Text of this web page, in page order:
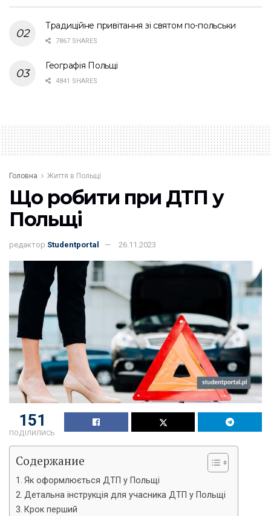
Традиційне привітання зі святом по-польськи
7867 SHARES
Географія Польщі
4841 SHARES
Головна Життя в Польщі
Що робити при ДТП у
Польщі
редактор Studentportal 26.11.2023
151
ПОДІЛИЛИСЬ
Содержание
Як оформлюється ДТП у Польщі
Детальна інструкція для учасника ДТП у Польщі
Крок перший